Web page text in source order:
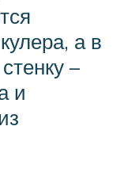
а в
–
и